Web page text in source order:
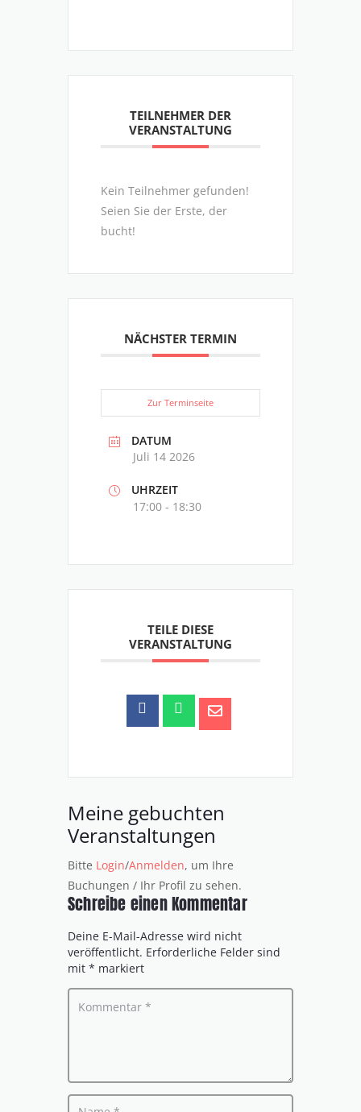
TEILNEHMER DER
VERANSTALTUNG
Kein Teilnehmer gefunden!
Seien Sie der Erste, der
bucht!
NÄCHSTER TERMIN
Zur Terminseite
DATUM
Juli 14 2026
UHRZEIT
17:00 - 18:30
TEILE DIESE
VERANSTALTUNG
Meine gebuchten
Veranstaltungen
Bitte Login/Anmelden, um Ihre
Buchungen / Ihr Profil zu sehen.
Schreibe einen Kommentar
Deine E-Mail-Adresse wird nicht
veröffentlicht. Erforderliche Felder sind
mit * markiert